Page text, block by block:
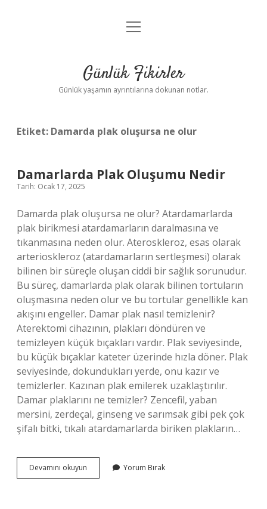
Anasayfa
Yasal Uyarı
menüyü
Günlük Fikirler
Günlük yaşamın ayrıntılarına dokunan notlar.
Etiket: Damarda plak oluşursa ne olur
Damarlarda Plak Oluşumu Nedir
Tarih: Ocak 17, 2025
Damarda plak oluşursa ne olur? Atardamarlarda
plak birikmesi atardamarların daralmasına ve
tıkanmasına neden olur. Ateroskleroz, esas olarak
arterioskleroz (atardamarların sertleşmesi) olarak
bilinen bir süreçle oluşan ciddi bir sağlık sorunudur.
Bu süreç, damarlarda plak olarak bilinen tortuların
oluşmasına neden olur ve bu tortular genellikle kan
akışını engeller. Damar plak nasıl temizlenir?
Aterektomi cihazının, plakları döndüren ve
temizleyen küçük bıçakları vardır. Plak seviyesinde,
bu küçük bıçaklar kateter üzerinde hızla döner. Plak
seviyesinde, dokundukları yerde, onu kazır ve
temizlerler. Kazınan plak emilerek uzaklaştırılır.
Damar plaklarını ne temizler? Zencefil, yaban
mersini, zerdeçal, ginseng ve sarımsak gibi pek çok
şifalı bitki, tıkalı atardamarlarda biriken plakların…
Devamını okuyun Damarlarda
Plak
Yorum Bırak